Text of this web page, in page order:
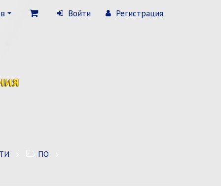
Войти Регистрация
ПО